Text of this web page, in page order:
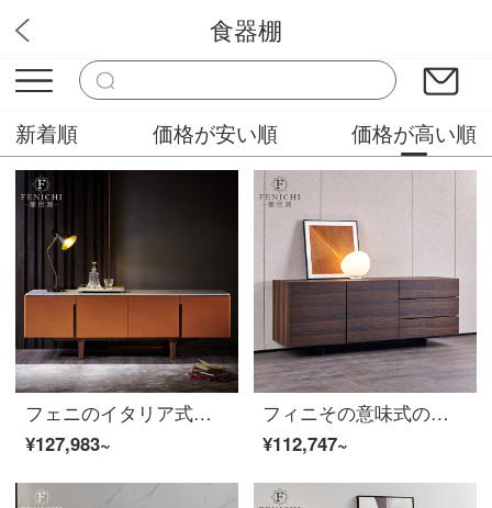
ソフィニー
食器棚
新着順 価格が安い順 価格が高い順
フェニのイタリア式の極簡単な木のサイドテーブル胡桃の木の大理石レストランのロッカーオレンジの鞍の皮のレストランの家具のイタリア式のきわめて簡単な食事のサイドキャビネット
¥127,983~
フィニその意味式の極簡単な食事の辺のキャビネットは軽奢な風のデザイナーのアイデアの引き出し式の収納キャビネットの客間の高級な木のお茶の食器棚の食事の辺のキャビネットのイタリア式を軽くします。
¥112,747~